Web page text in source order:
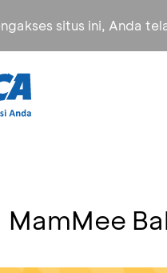
situs ini, Anda
MamMee